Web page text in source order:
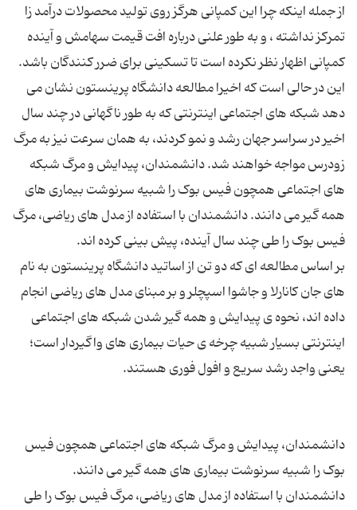
از جمله اینکه چرا این کمپانی هرگز روی تولید محصولات درآمد زا
تمرکز نداشته ، و به طور علنی درباره افت قیمت سهامش و آینده
این در حالی است که اخیرا مطالعه دانشگاه پرینستون نشان می
دهد شبکه ‌های اجتماعی اینترنتی که به طور ناگهانی در چند سال
اخیر در سراسر جهان رشد و نمو کردند، به همان سرعت نیز به مرگ
زودرس مواجه خواهند شد. دانشمندان، پیدایش و مرگ شبکه‌
های اجتماعی همچون فیس بوک را شبیه سرنوشت بیماری ‌های
همه ‌گیر می‌ دانند. دانشمندان با استفاده از مدل‌ های ریاضی، مرگ
بر اساس مطالعه ‌ای که دو تن از اساتید دانشگاه پرینستون به نام‌
های جان کانارلا و جاشوا اسپچلر و بر مبنای مدل‌ های ریاضی انجام
داده ‌اند، نحوه ی پیدایش و همه ‌گیر شدن شبکه‌ های اجتماعی
اینترنتی بسیار شبیه چرخه ی حیات بیماری ‌های واگیردار است؛
دانشمندان، پیدایش و مرگ شبکه‌ های اجتماعی همچون فیس
بوک را شبیه سرنوشت بیماری ‌های همه ‌گیر می‌ دانند.
دانشمندان با استفاده از مدل‌ های ریاضی، مرگ فیس ‌بوک را طی